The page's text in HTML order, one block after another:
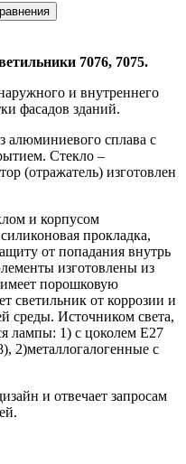
7076, 7075.
и внутреннего
фасадов зданий.
алюминиевого сплава с
Стекло –
(отражатель) изготовлен
и корпусом
прокладка,
от попадания внутрь
изготовлены из
порошковую
светильник от коррозии и
среды. Источником света,
лампы: 1) с цоколем Е27
2)металлогалогенные с
и отвечает запросам